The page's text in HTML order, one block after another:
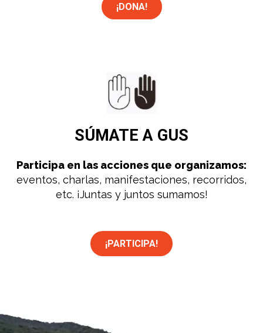
¡DONA!
SÚMATEA GUS
Participa en las acciones que organizamos:
eventos, charlas, manifestaciones, recorridos,
etc. ¡Juntas y juntos sumamos!
¡PARTICIPA!